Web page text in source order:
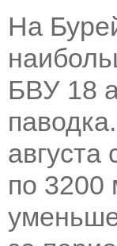
На
БВУ 18
по 3200